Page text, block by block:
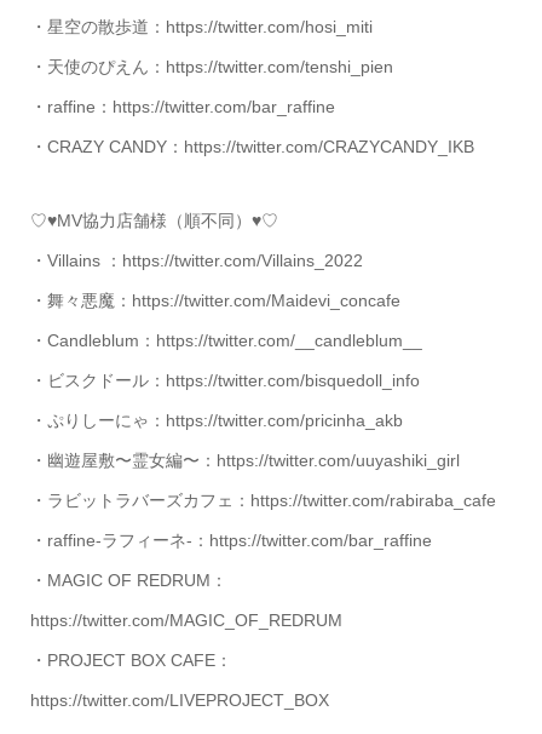
・星空の散歩道：https://twitter.com/hosi_miti
・天使のぴえん：https://twitter.com/tenshi_pien
・raffine：https://twitter.com/bar_raffine
・CRAZY CANDY：https://twitter.com/CRAZYCANDY_IKB
♡♥MV協力店舗様（順不同）♥♡
・Villains ：https://twitter.com/Villains_2022
・舞々悪魔：https://twitter.com/Maidevi_concafe
・Candleblum：https://twitter.com/__candleblum__
・ビスクドール：https://twitter.com/bisquedoll_info
・ぷりしーにゃ：https://twitter.com/pricinha_akb
・幽遊屋敷〜霊女編〜：https://twitter.com/uuyashiki_girl
・ラビットラバーズカフェ：https://twitter.com/rabiraba_cafe
・raffine-ラフィーネ-：https://twitter.com/bar_raffine
・MAGIC OF REDRUM：
https://twitter.com/MAGIC_OF_REDRUM
・PROJECT BOX CAFE：
https://twitter.com/LIVEPROJECT_BOX